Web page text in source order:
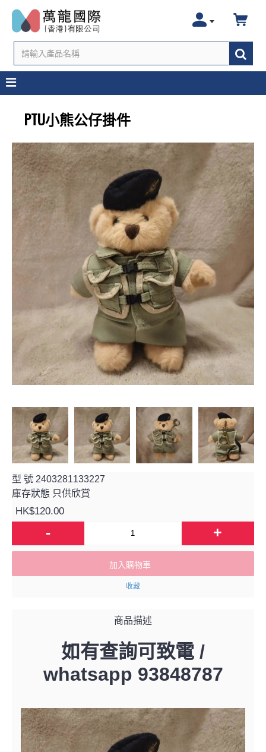
PTU小熊公仔掛件
型 號 2403281133227
庫存狀態 只供欣賞
HK$120.00
- +
加入購物車
收藏
商品描述
如有查詢可致電 /
whatsapp 93848787